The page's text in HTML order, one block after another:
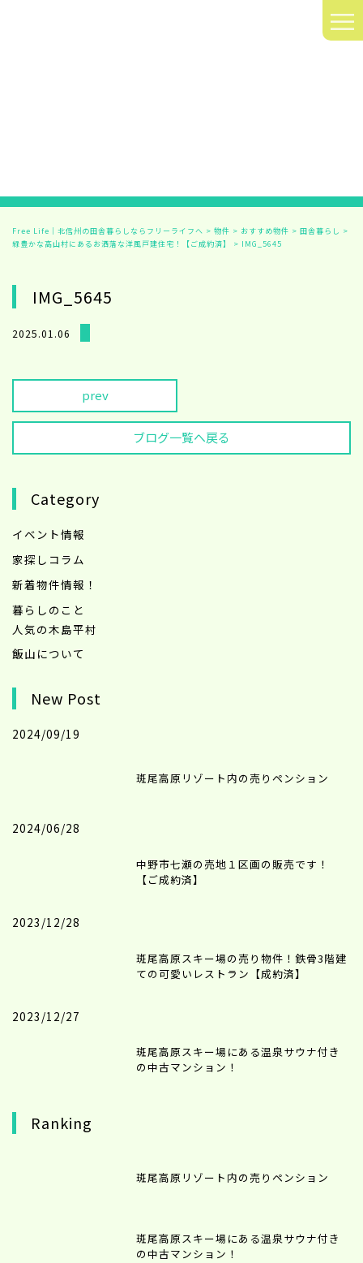
≡
Free Life｜北信州の田舎暮らしならフリーライフへ > 物件 > おすすめ物件 > 田舎暮らし >
緑豊かな高山村にあるお洒落な洋風戸建住宅！【ご成約済】
> IMG_5645
IMG_5645
2025.01.06
prev
ブログ一覧へ戻る
Category
イベント情報
家探しコラム
新着物件情報！
暮らしのこと
人気の木島平村
飯山について
New Post
2024/09/19
斑尾高原リゾート内の売りペンション
2024/06/28
中野市七瀬の売地１区画の販売です！
【ご成約済】
2023/12/28
斑尾高原スキー場の売り物件！鉄骨3階建
ての可愛いレストラン【成約済】
2023/12/27
斑尾高原スキー場にある温泉サウナ付き
の中古マンション！
Ranking
斑尾高原リゾート内の売りペンション
斑尾高原スキー場にある温泉サウナ付き
の中古マンション！